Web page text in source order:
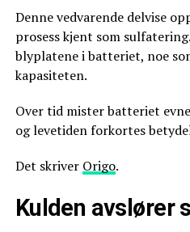
Denne vedvarende delvise
prosess kjent som
blyplatene i batteriet, noe
kapasiteten.
Over tid mister batteriet
og levetiden forkortes
Det skriver Origo.
Kulden avslører